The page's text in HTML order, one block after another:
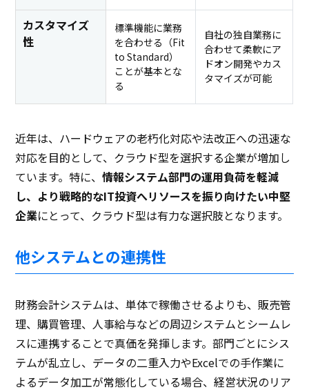
カスタマイズ
性
標準機能に業務
を合わせる（Fit
to Standard）
ことが基本とな
る
自社の独自業務に
合わせて柔軟にア
ドオン開発やカス
タマイズが可能
近年は、ハードウェアの老朽化対応や法改正への迅速な
対応を目的として、クラウド型を選択する企業が増加し
ています。特に、情報システム部門の運用負荷を軽減
し、より戦略的なIT投資へリソースを振り向けたい中堅
企業にとって、クラウド型は有力な選択肢となります。
他システムとの連携性
財務会計システムは、単体で稼働させるよりも、販売管
理、購買管理、人事給与などの周辺システムとシームレ
スに連携することで真価を発揮します。部門ごとにシス
テムが乱立し、データの二重入力やExcelでの手作業に
よるデータ加工が常態化している場合、経営状況のリア